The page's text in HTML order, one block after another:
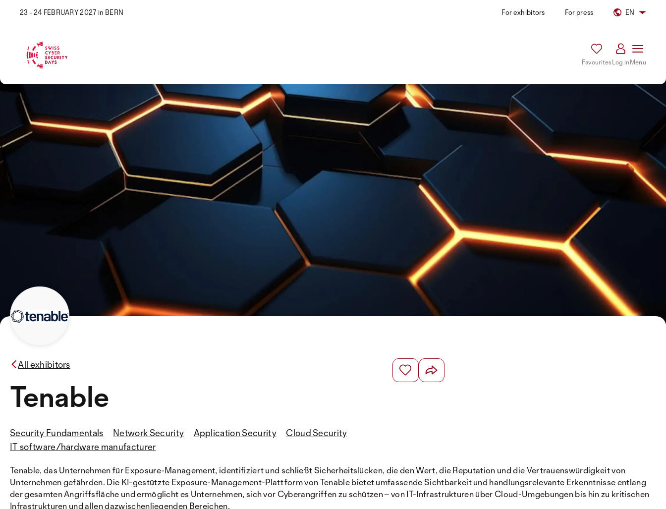
23 - 24 FEBRUARY 2027 in BERN For exhibitors For press EN
FavouritesLog inMenu
All exhibitors
Tenable
Security Fundamentals Network Security Application Security
Cloud Security
IT software/hardware manufacturer
Tenable, das Unternehmen für Exposure-Management, identifiziert und schließt Sicherheitslücken, die den Wert, die Reputation und die Vertrauenswürdigkeit von
Unternehmen gefährden. Die KI-gestützte Exposure-Management-Plattform von Tenable bietet umfassende Sichtbarkeit und handlungsrelevante Erkenntnisse entlang
der gesamten Angriffsfläche und ermöglicht es Unternehmen, sich vor Cyberangriffen zu schützen – von IT-Infrastrukturen über Cloud-Umgebungen bis hin zu kritischen
Infrastrukturen und allen dazwischenliegenden Bereichen.